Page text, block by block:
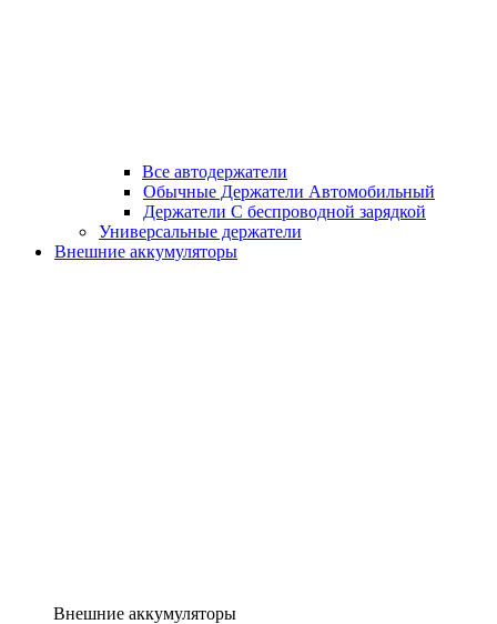
Все автодержатели
Обычные Держатели Автомобильный
Держатели С беспроводной зарядкой
Универсальные держатели
Внешние аккумуляторы
Внешние аккумуляторы